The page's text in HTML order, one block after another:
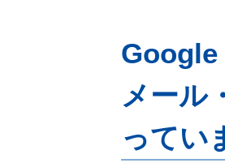
Google
メール
ってい